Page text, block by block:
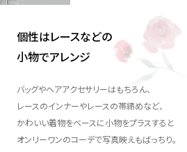
個性はレースなどの
小物でアレンジ
バッグやヘアアクセサリーはもちろん、
レースのインナーやレースの帯締めなど、
かわいい着物をベースに小物をプラスすると
オンリーワンのコーデで写真映えもばっちり。